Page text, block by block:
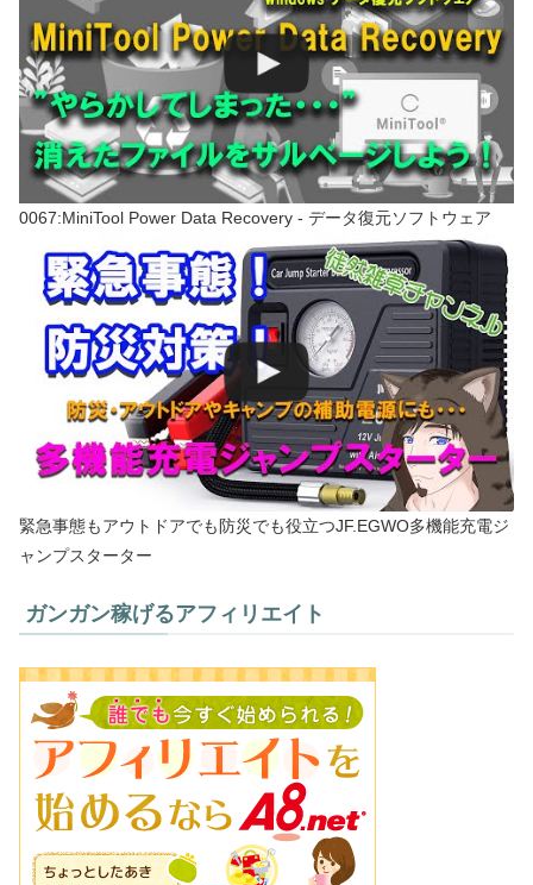
0067:MiniTool Power Data Recovery - データ復元ソフトウェア
緊急事態もアウトドアでも防災でも役立つJF.EGWO多機能充電ジ
ャンプスターター
ガンガン稼げるアフィリエイト